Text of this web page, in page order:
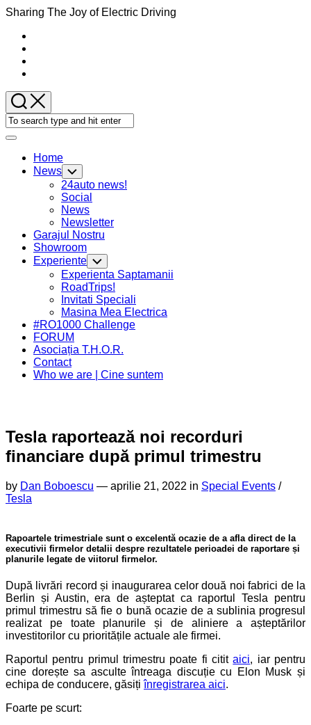
Sharing The Joy of Electric Driving
Expand
Home
News Toggle
Child
Menu
24auto news!
Social
News
Newsletter
Garajul Nostru
Showroom
Experiente Toggle
Child
Menu
Experienta Saptamanii
RoadTrips!
Invitati Speciali
Masina Mea Electrica
#RO1000 Challenge
FORUM
Asociația T.H.O.R.
Contact
Who we are | Cine suntem
Tesla raportează noi recorduri
financiare după primul trimestru
by Dan Boboescu — aprilie 21, 2022 in Special Events /
Tesla
Rapoartele trimestriale sunt o excelentă ocazie de a afla direct de la
executivii firmelor detalii despre rezultatele perioadei de raportare și
planurile legate de viitorul firmelor.
După livrări record și inaugurarea celor două noi fabrici de la
Berlin și Austin, era de așteptat ca raportul Tesla pentru
primul trimestru să fie o bună ocazie de a sublinia progresul
realizat pe toate planurile și de aliniere a așteptărilor
investitorilor cu prioritățile actuale ale firmei.
Raportul pentru primul trimestru poate fi cititaici, iar pentru
cine dorește sa asculte întreaga discuție cu Elon Musk și
echipa de conducere, găsițiînregistrarea aici.
Foarte pe scurt: